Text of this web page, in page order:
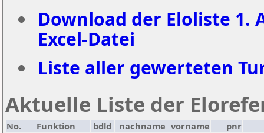
Download der Eloliste 1.
Excel-Datei
Liste aller gewerteten
Aktuelle Liste der
No. Funktion bdld nachname vorname
pnr